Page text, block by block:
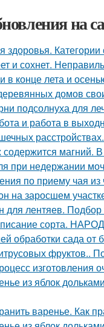
на
здоровья. Категории
и сохнет.
в конце лета и
домов
подсолнуха для
и работа в
содержится магний.
при недержании
по приему чая
на заросшем
для лентяев.
описание сорта.
обработки сада
фруктов..
изготовления
из яблок
варенье. Как